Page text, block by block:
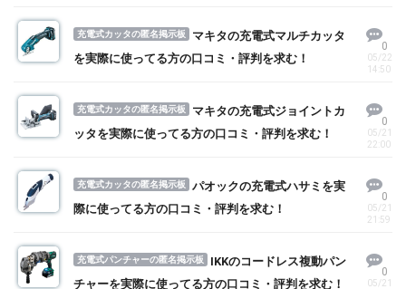
充電式カッタの匿名掲示板
マキタの充電式マルチカッタ
を実際に使ってる方の口コミ・評判を求む！
0
05/22
14:50
充電式カッタの匿名掲示板
マキタの充電式ジョイントカ
ッタを実際に使ってる方の口コミ・評判を求む！
0
05/21
22:00
充電式カッタの匿名掲示板
パオックの充電式ハサミを実
際に使ってる方の口コミ・評判を求む！
0
05/21
21:59
充電式パンチャーの匿名掲示板
IKKのコードレス複動パン
チャーを実際に使ってる方の口コミ・評判を求む！
0
05/21